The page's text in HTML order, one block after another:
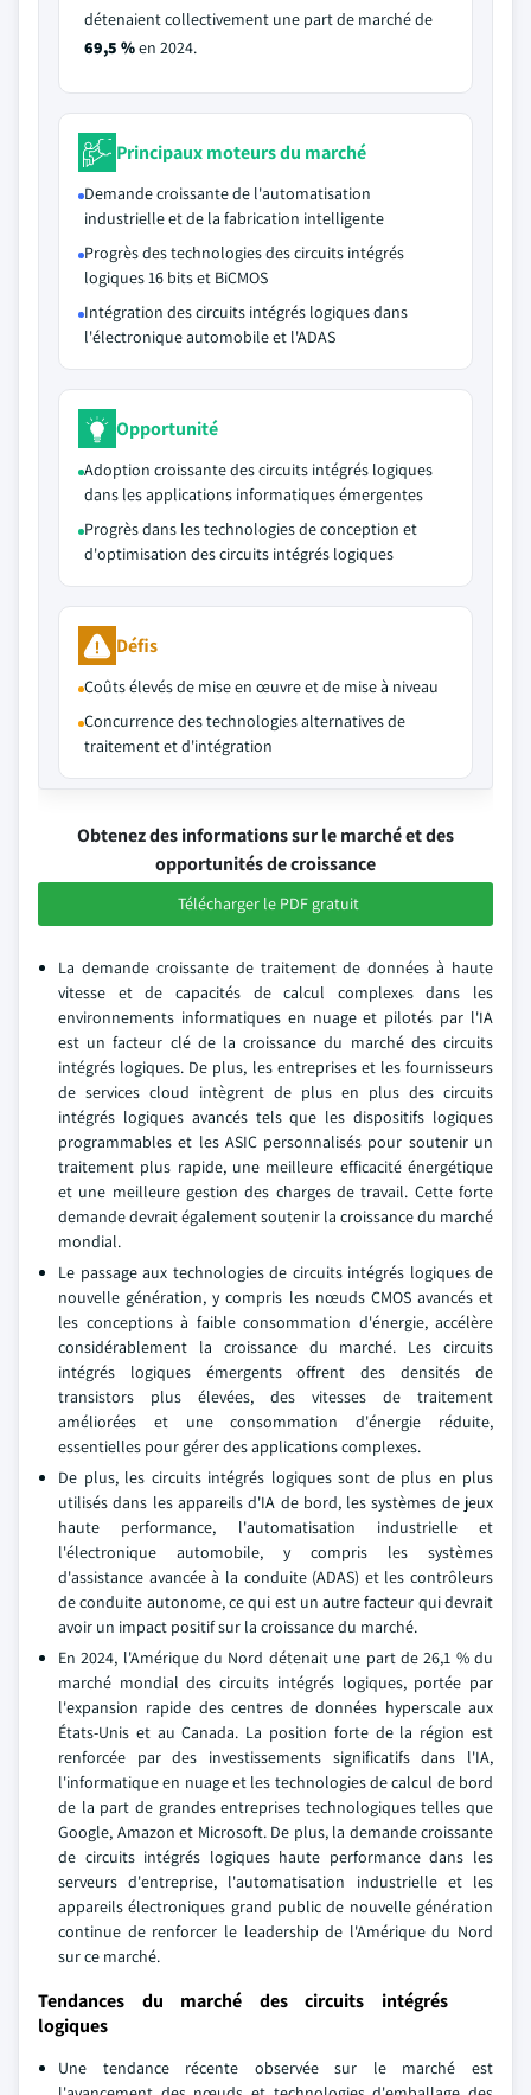
détenaient collectivement une part de marché de
69,5 %en 2024.
Principaux moteurs du marché
Demande croissante de l'automatisation
industrielle et de la fabrication intelligente
Progrès des technologies des circuits intégrés
logiques 16 bits et BiCMOS
Intégration des circuits intégrés logiques dans
l'électronique automobile et l'ADAS
Opportunité
Adoption croissante des circuits intégrés logiques
dans les applications informatiques émergentes
Progrès dans les technologies de conception et
d'optimisation des circuits intégrés logiques
Défis
Coûts élevés de mise en œuvre et de mise à niveau
Concurrence des technologies alternatives de
traitement et d'intégration
Obtenez des informations sur le marché et des
opportunités de croissance
Télécharger le PDF gratuit
La demande croissante de traitement de données à haute
vitesse et de capacités de calcul complexes dans les
environnements informatiques en nuage et pilotés par l'IA
est un facteur clé de la croissance du marché des circuits
intégrés logiques. De plus, les entreprises et les fournisseurs
de services cloud intègrent de plus en plus des circuits
intégrés logiques avancés tels que les dispositifs logiques
programmables et les ASIC personnalisés pour soutenir un
traitement plus rapide, une meilleure efficacité énergétique
et une meilleure gestion des charges de travail. Cette forte
demande devrait également soutenir la croissance du marché
mondial.
Le passage aux technologies de circuits intégrés logiques de
nouvelle génération, y compris les nœuds CMOS avancés et
les conceptions à faible consommation d'énergie, accélère
considérablement la croissance du marché. Les circuits
intégrés logiques émergents offrent des densités de
transistors plus élevées, des vitesses de traitement
améliorées et une consommation d'énergie réduite,
essentielles pour gérer des applications complexes.
De plus, les circuits intégrés logiques sont de plus en plus
utilisés dans les appareils d'IA de bord, les systèmes de jeux
haute performance, l'automatisation industrielle et
l'électronique automobile, y compris les systèmes
d'assistance avancée à la conduite (ADAS) et les contrôleurs
de conduite autonome, ce qui est un autre facteur qui devrait
avoir un impact positif sur la croissance du marché.
En 2024, l'Amérique du Nord détenait une part de 26,1 % du
marché mondial des circuits intégrés logiques, portée par
l'expansion rapide des centres de données hyperscale aux
États-Unis et au Canada. La position forte de la région est
renforcée par des investissements significatifs dans l'IA,
l'informatique en nuage et les technologies de calcul de bord
de la part de grandes entreprises technologiques telles que
Google, Amazon et Microsoft. De plus, la demande croissante
de circuits intégrés logiques haute performance dans les
serveurs d'entreprise, l'automatisation industrielle et les
appareils électroniques grand public de nouvelle génération
continue de renforcer le leadership de l'Amérique du Nord
sur ce marché.
Tendances du marché des circuits intégrés
logiques
Une tendance récente observée sur le marché est